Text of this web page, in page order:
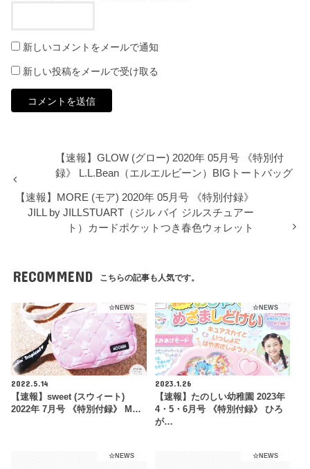
新しいコメントをメールで通知
新しい投稿をメールで受け取る
【速報】GLOW (グロー) 2020年 05月号 《特別付
録》 L.L.Bean（エルエルビーン）BIGトートバッグ
【速報】MORE (モア) 2020年 05月号 《特別付録》
JILL by JILLSTUART（ジル バイ ジルスチュアー
ト）カードポケットつき春色ウォレット
RECOMMEND こちらの記事も人気です。
☆NEWS
2022.5.14
【速報】sweet (スウィート)
2022年 7月号 《特別付録》 M…
☆NEWS
2023.1.26
【速報】たのしい幼稚園 2023年
4・5・6月号 《特別付録》 ひろ
が…
☆NEWS ☆NEWS